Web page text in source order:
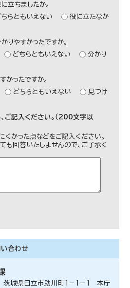
立ちましたか。
ちらともいえない
役に立たなか
りやすかったですか。
どちらともいえない
分かり
かったですか。
どちらともいえない
見つけ
ご記入ください。（200文字以
くかった点などをご記入ください。
も回答いたしませんので、ご了承く
合わせ
城県日立市助川町1－1－1 本庁